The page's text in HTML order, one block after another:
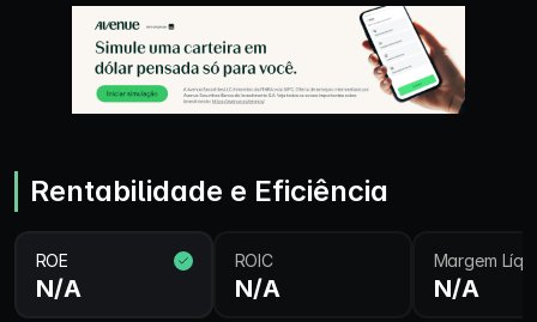
Rentabilidade e Eficiência
ROE
N/A
ROIC
N/A
Margem
N/A